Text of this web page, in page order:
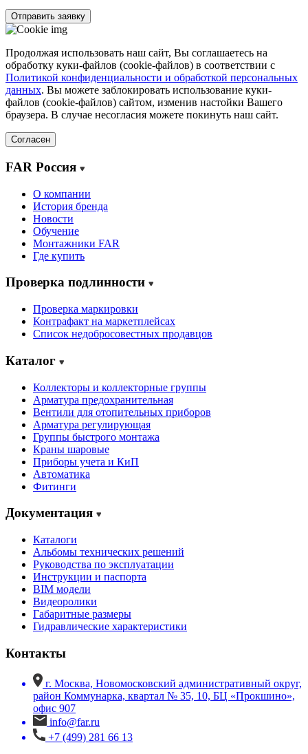
Отправить заявку
Продолжая использовать наш сайт, Вы соглашаетесь на
обработку куки-файлов (cookie-файлов) в соответствии с
Политикой конфиденциальности и обработкой персональных
данных. Вы можете заблокировать использование куки-
файлов (cookie-файлов) сайтом, изменив настойки Вашего
браузера. В случае несогласия можете покинуть наш сайт.
Согласен
FAR Россия
О компании
История бренда
Новости
Обучение
Монтажники FAR
Где купить
Проверка подлинности
Проверка маркировки
Контрафакт на маркетплейсах
Cписок недобросовестных продавцов
Каталог
Коллекторы и коллекторные группы
Арматура предохранительная
Вентили для отопительных приборов
Арматура регулирующая
Группы быстрого монтажа
Краны шаровые
Приборы учета и КиП
Автоматика
Фитинги
Документация
Каталоги
Альбомы технических решений
Руководства по эксплуатации
Инструкции и паспорта
BIM модели
Видеоролики
Габаритные размеры
Гидравлические характеристики
Контакты
г. Москва, Новомосковский административный округ,
район Коммунарка, квартал № 35, 10, БЦ «Прокшино»,
офис 907
info@far.ru
+7 (499) 281 66 13